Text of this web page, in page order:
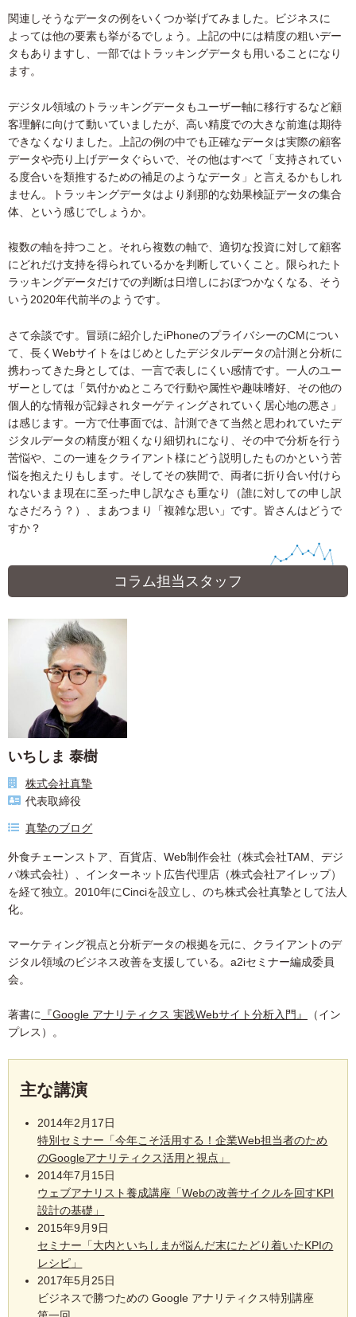
関連しそうなデータの例をいくつか挙げてみました。ビジネスに
よっては他の要素も挙がるでしょう。上記の中には精度の粗いデー
タもありますし、一部ではトラッキングデータも用いることになり
ます。
デジタル領域のトラッキングデータもユーザー軸に移行するなど顧
客理解に向けて動いていましたが、高い精度での大きな前進は期待
できなくなりました。上記の例の中でも正確なデータは実際の顧客
データや売り上げデータぐらいで、その他はすべて「支持されてい
る度合いを類推するための補足のようなデータ」と言えるかもしれ
ません。トラッキングデータはより刹那的な効果検証データの集合
体、という感じでしょうか。
複数の軸を持つこと。それら複数の軸で、適切な投資に対して顧客
にどれだけ支持を得られているかを判断していくこと。限られたト
ラッキングデータだけでの判断は日増しにおぼつかなくなる、そう
いう2020年代前半のようです。
さて余談です。冒頭に紹介したiPhoneのプライバシーのCMについ
て、長くWebサイトをはじめとしたデジタルデータの計測と分析に
携わってきた身としては、一言で表しにくい感情です。一人のユー
ザーとしては「気付かぬところで行動や属性や趣味嗜好、その他の
個人的な情報が記録されターゲティングされていく居心地の悪さ」
は感じます。一方で仕事面では、計測できて当然と思われていたデ
ジタルデータの精度が粗くなり細切れになり、その中で分析を行う
苦悩や、この一連をクライアント様にどう説明したものかという苦
悩を抱えたりもします。そしてその狭間で、両者に折り合い付けら
れないまま現在に至った申し訳なさも重なり（誰に対しての申し訳
なさだろう？）、まあつまり「複雑な思い」です。皆さんはどうで
すか？
コラム担当スタッフ
いちしま 泰樹
株式会社真摯
代表取締役
真摯のブログ
外食チェーンストア、百貨店、Web制作会社（株式会社TAM、デジ
パ株式会社）、インターネット広告代理店（株式会社アイレップ）
を経て独立。2010年にCinciを設立し、のち株式会社真摯として法人
化。
マーケティング視点と分析データの根拠を元に、クライアントのデ
ジタル領域のビジネス改善を支援している。a2iセミナー編成委員
会。
著書に 『Google アナリティクス 実践Webサイト分析入門』
（イン
プレス）。
主な講演
2014年2月17日
特別セミナー「今年こそ活用する！企業Web担当者のため
のGoogleアナリティクス活用と視点」
2014年7月15日
ウェブアナリスト養成講座「Webの改善サイクルを回すKPI
設計の基礎」
2015年9月9日
セミナー「大内といちしまが悩んだ末にたどり着いたKPIの
レシピ」
2017年5月25日
ビジネスで勝つための Google アナリティクス特別講座